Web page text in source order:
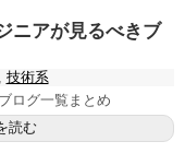
ニアが見るべきブ
技術系
ログ一覧まとめ
読む